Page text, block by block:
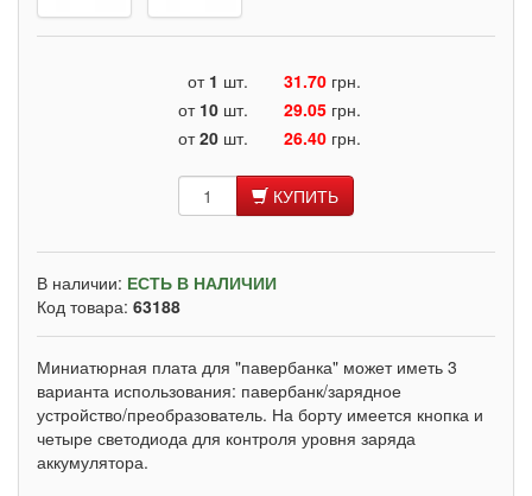
от 1 шт. 31.70 грн.
от 10 шт. 29.05 грн.
от20 шт. 26.40 грн.
КУПИТЬ
В наличии: ЕСТЬ В НАЛИЧИИ
Код товара: 63188
Миниатюрная плата для "павербанка" может иметь 3
варианта использования: павербанк/зарядное
устройство/преобразователь. На борту имеется кнопка и
четыре светодиода для контроля уровня заряда
аккумулятора.